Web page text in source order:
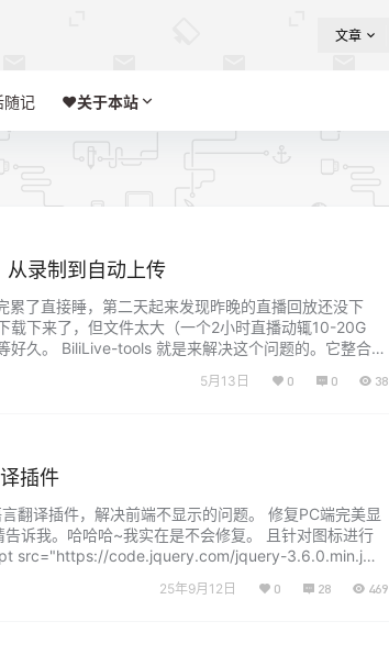
文章
随记 ❤️‍关于本站
录制到自动上传
了直接睡，第二天起来发现昨晚的直播回放还没下
下来了，但文件太大（一个2小时直播动辄10-20G
好久。 BiliLive-tools 就是来解决这个问题的。它整合了
等核心功能，为录播创作者与内容再加工者提供高效的
5月13日 0 0 38
插件
译插件，解决前端不显示的问题。 修复PC端完美显
诉我。哈哈哈~我实在是不会修复。 且针对图标进行
src="https://code.jquery.com/jquery-3.6.0.min.j
25年9月12日 0 28 469